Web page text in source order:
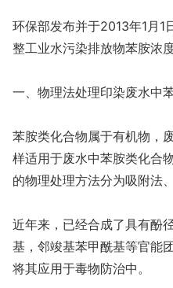
环保部发布并于2013年1月
整工业水污染排放物苯胺浓
一、物理法处理印染废水中
苯胺类化合物属于有机物，
样适用于废水中苯胺类化合
的物理处理方法分为吸附法
近年来，已经合成了具有酚
基，邻竣基苯甲酰基等官能
将其应用于毒物防治中。